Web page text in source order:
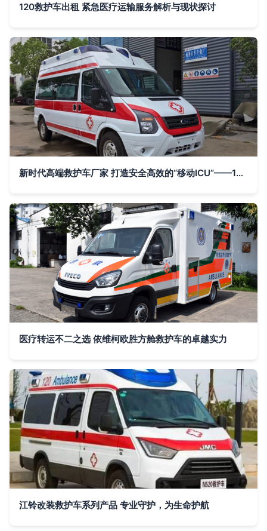
120救护车出租 紧急医疗运输服务解析与现状探讨
新时代高端救护车厂家 打造安全高效的“移动ICU”——120抢救车与救护车的革新之路
医疗转运不二之选 依维柯欧胜方舱救护车的卓越实力
江铃改装救护车系列产品 专业守护，为生命护航